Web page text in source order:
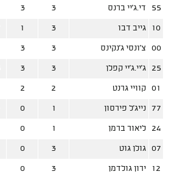
55 די.ג'יי ברנס 3
3
10 גייב דבו 3
1
00 צ'ונסי ג'נקינס 3
3
25 ג'יי.ג'יי קפלן 3
3
01 קוויי גרנט 2
2
77 נייג'ל פירסון 1
0
24 ליאור ברמן 1
0
07 גולן גוט 3
0
12 ירון גולדמן 3
0